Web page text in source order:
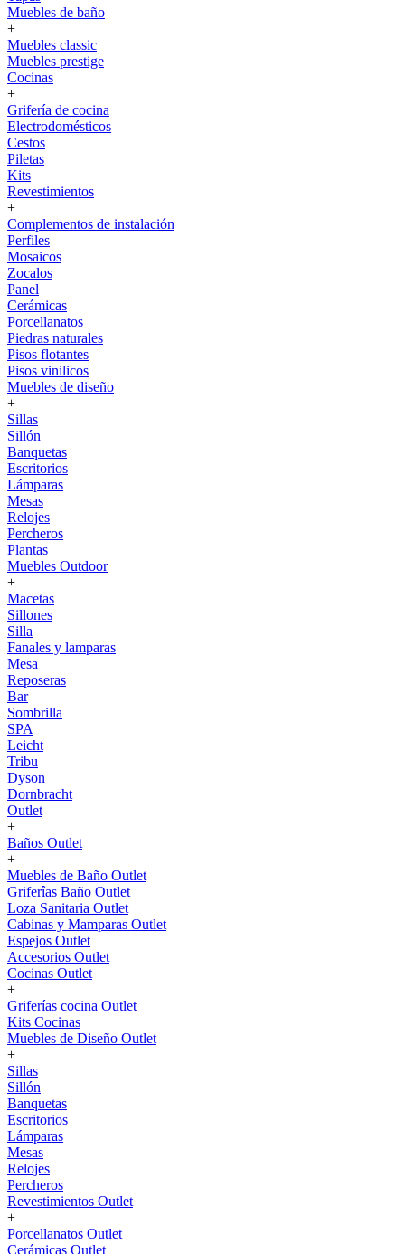
Muebles de baño
+
Muebles classic
Muebles prestige
Cocinas
+
Grifería de cocina
Electrodomésticos
Cestos
Piletas
Kits
Revestimientos
+
Complementos de instalación
Perfiles
Mosaicos
Zocalos
Panel
Cerámicas
Porcellanatos
Piedras naturales
Pisos flotantes
Pisos vinilicos
Muebles de diseño
+
Sillas
Sillón
Banquetas
Escritorios
Lámparas
Mesas
Relojes
Percheros
Plantas
Muebles Outdoor
+
Macetas
Sillones
Silla
Fanales y lamparas
Mesa
Reposeras
Bar
Sombrilla
SPA
Leicht
Tribu
Dyson
Dornbracht
Outlet
+
Baños Outlet
+
Muebles de Baño Outlet
Griferîas Baño Outlet
Loza Sanitaria Outlet
Cabinas y Mamparas Outlet
Espejos Outlet
Accesorios Outlet
Cocinas Outlet
+
Griferías cocina Outlet
Kits Cocinas
Muebles de Diseño Outlet
+
Sillas
Sillón
Banquetas
Escritorios
Lámparas
Mesas
Relojes
Percheros
Revestimientos Outlet
+
Porcellanatos Outlet
Cerámicas Outlet